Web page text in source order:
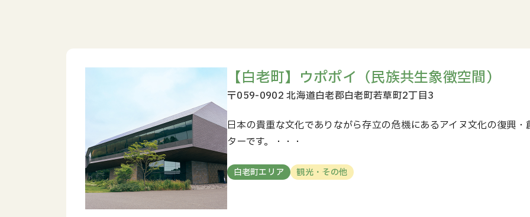
【白老町】ウポポイ（民族共生象徴空間）
日本の貴重な文化でありながら存立の危機にあるアイヌ文化の復興
ターです。・・・
白老町エリア 観光・その他